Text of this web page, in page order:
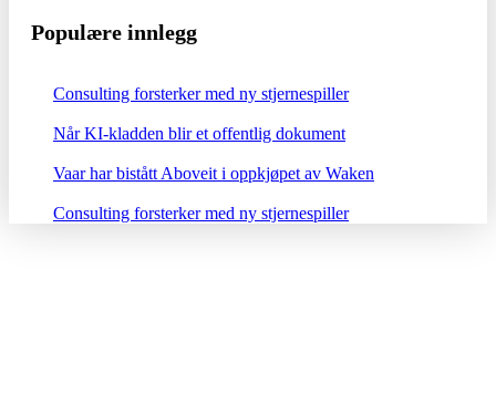
Populære innlegg
Consulting forsterker med ny stjernespiller
Når KI-kladden blir et offentlig dokument
Vaar har bistått Aboveit i oppkjøpet av Waken
Consulting forsterker med ny stjernespiller